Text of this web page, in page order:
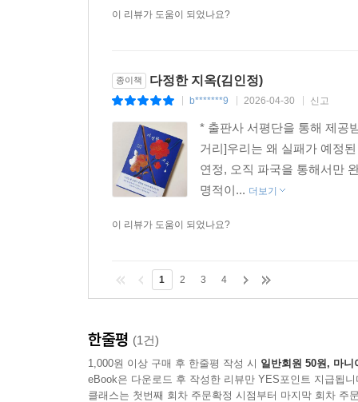
이 리뷰가 도움이 되었나요?
종이책 다정한 지옥(김인정)
b*******9 2026-04-30 신고
* 출판사 서평단을 통해 제공
거리]우리는 왜 실패가 예정
연정, 오직 파국을 통해서만
명적이... 더보기
이 리뷰가 도움이 되었나요?
1 2 3 4
한줄평 (1건)
1,000원 이상 구매 후 한줄평 작성 시 일반회원 50원, 마니
eBook은 다운로드 후 작성한 리뷰만 YES포인트 지급됩니
클래스는 첫번째 회차 주문확정 시점부터 마지막 회차 주